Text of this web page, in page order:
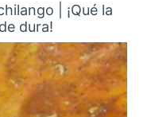
| ¡Qué la
dura!